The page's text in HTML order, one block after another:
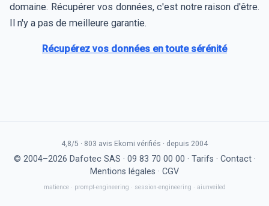
domaine. Récupérer vos données, c'est notre raison d'être.
Il n'y a pas de meilleure garantie.
Récupérez vos données en toute sérénité
4,8/5 · 803 avis Ekomi vérifiés · depuis 2004
© 2004–2026 Dafotec SAS · 09 83 70 00 00 · Tarifs · Contact·
Mentions légales · CGV
matience· prompt-engineering · session-engineering · aiunveiled